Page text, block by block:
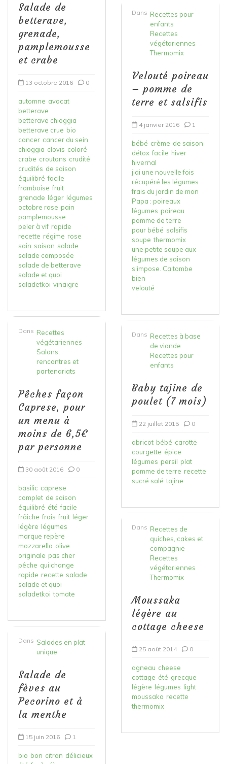
Salade de
betterave,
grenade,
pamplemousse
et crabe
13 octobre 2016 0
automne avocat
betterave
betterave chioggia
betterave crue bio
cancer cancer du sein
chioggia clovis coloré
crabe croutons crudité
crudités de saison
équilibré facile
framboise fruit
grenade léger légumes
octobre rose pain
pamplemousse
peler à vif rapide
recette régime rose
sain saison salade
salade composée
salade de betterave
salade et quoi
saladetkoi vinaigre
Dans Recettes
végétariennes
Salons,
rencontres et
partenariats
Pêches façon
Caprese, pour
un menu à
moins de 6,5€
par personne
30 août 2016 0
basilic caprese
complet de saison
équilibré été facile
frâiche frais fruit léger
légère légumes
marque repère
mozzarella olive
originale pas cher
pêche qui change
rapide recette salade
salade et quoi
saladetkoi tomate
Dans Salades en plat
unique
Salade de
fèves au
Pecorino et à
la menthe
15 juin 2016 1
bio bon citron délicieux
Dans Recettes pour
enfants
Recettes
végétariennes
Thermomix
Velouté poireau
– pomme de
terre et salsifis
4 janvier 2016 1
bébé crème de saison
détox facile hiver
hivernal
j’ai une nouvelle fois
récupéré les légumes
frais du jardin de mon
Papa : poireaux
légumes poireau
pomme de terre
pour bébé salsifis
soupe thermomix
une petite soupe aux
légumes de saison
s’impose. Ca tombe
bien
velouté
Dans Recettes à base
de viande
Recettes pour
enfants
Baby tajine de
poulet (7 mois)
22 juillet 2015 0
abricot bébé carotte
courgette épice
légumes persil plat
pomme de terre recette
sucré salé tajine
Dans Recettes de
quiches, cakes et
compagnie
Recettes
végétariennes
Thermomix
Moussaka
légère au
cottage cheese
25 août 2014 0
agneau cheese
cottage été grecque
légère légumes light
moussaka recette
thermomix